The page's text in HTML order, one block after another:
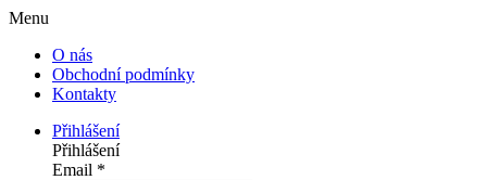
Menu
O nás
Obchodní podmínky
Kontakty
Přihlášení
Přihlášení
Email *